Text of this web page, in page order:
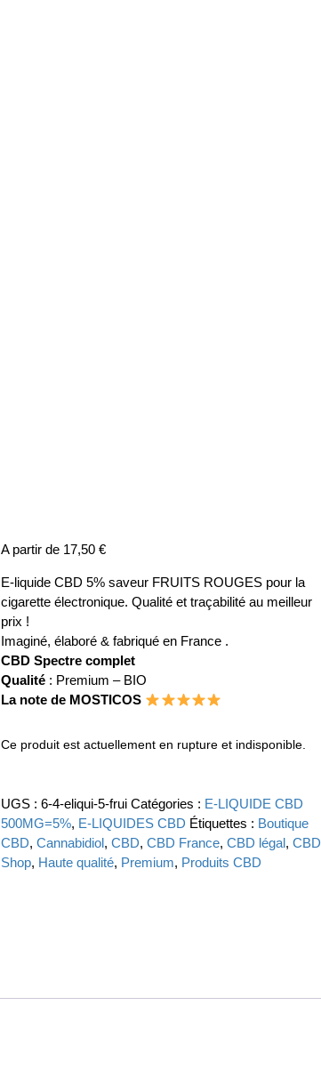
A partir de 17,50€
E-liquide CBD 5% saveur FRUITS ROUGES pour la
cigarette électronique. Qualité et traçabilité au meilleur
prix !
Imaginé, élaboré & fabriqué en France .
CBD Spectre complet
Qualité : Premium – BIO
La note de MOSTICOS
Ce produit est actuellement en rupture et indisponible.
UGS :6-4-eliqui-5-frui Catégories : E-LIQUIDE CBD
500MG=5%, E-LIQUIDES CBD Étiquettes : Boutique
CBD,Cannabidiol,CBD,CBD France,CBD légal,CBD
Shop, Haute qualité, Premium, Produits CBD